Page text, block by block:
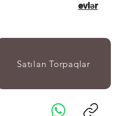
evlər
Satılan Torpaqlar